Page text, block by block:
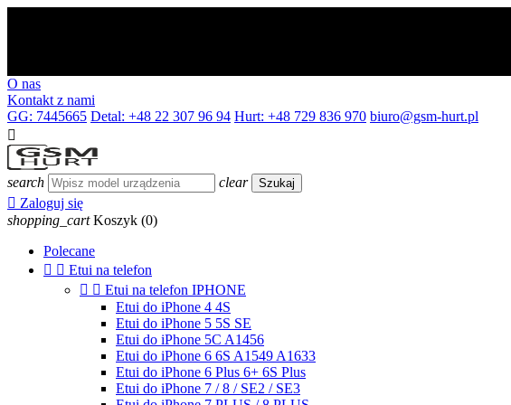
O nas
Kontakt z nami
GG: 7445665 Detal: +48 22 307 96 94 Hurt: +48 729 836 970 biuro@gsm-hurt.pl

search clear Szukaj
 Zaloguj się
shopping_cart Koszyk (0)
Polecane
  Etui na telefon
  Etui na telefon IPHONE
Etui do iPhone 4 4S
Etui do iPhone 5 5S SE
Etui do iPhone 5C A1456
Etui do iPhone 6 6S A1549 A1633
Etui do iPhone 6 Plus 6+ 6S Plus
Etui do iPhone 7 / 8 / SE2 / SE3